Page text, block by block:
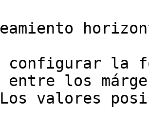
configurar la
los
Los valores